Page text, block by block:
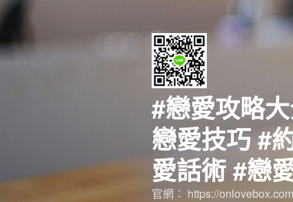
跳
至
主
要
#戀愛攻略
戀愛技巧 #
愛話術 #戀
官網： https://onlovebox.com